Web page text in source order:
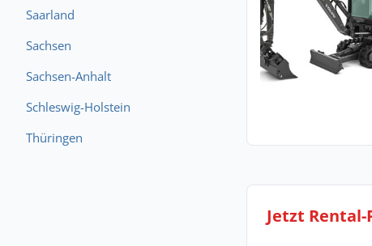
Saarland
Sachsen
Sachsen-Anhalt
Schleswig-Holstein
Thüringen
Jetzt